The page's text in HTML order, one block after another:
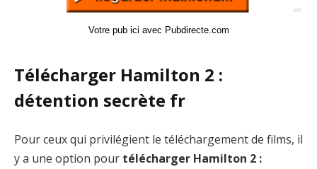
Votre pub ici avec Pubdirecte.com
Télécharger Hamilton 2 :
détention secrète fr
Pour ceux qui privilégient le téléchargement de films, il
y a une option pour télécharger Hamilton 2 :